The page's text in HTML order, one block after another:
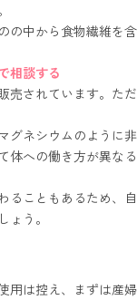
の中から食物繊維を含
相談する
売されています。ただ
グネシウムのように非
体への働き方が異なる
ることもあるため、自
う。
用は控え、まずは産婦